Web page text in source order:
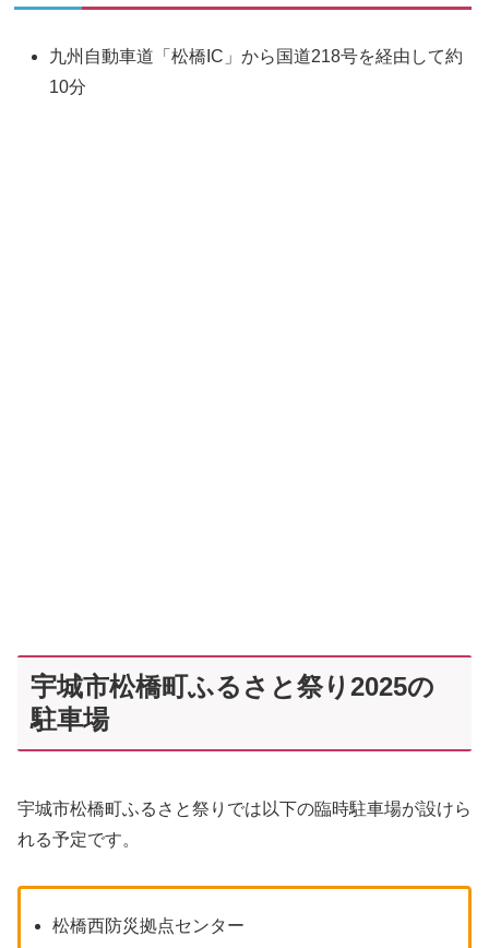
九州自動車道「松橋IC」から国道218号を経由して約
10分
宇城市松橋町ふるさと祭り2025の
駐車場
宇城市松橋町ふるさと祭りでは以下の臨時駐車場が設けら
れる予定です。
松橋西防災拠点センター